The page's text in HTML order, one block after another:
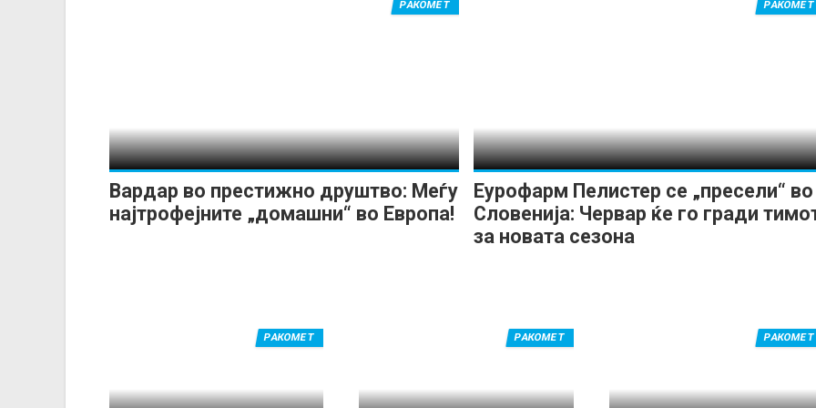
Вардар во престижно друштво: Меѓу
најтрофејните „домашни“ во Европа!
РАКОМЕТ
Еурофарм Пелистер се „пресели“ во
Словенија: Червар ќе го гради
за новата сезона
РАКОМЕТ
РАКОМЕТ РАКОМЕТ РАКОМЕТ